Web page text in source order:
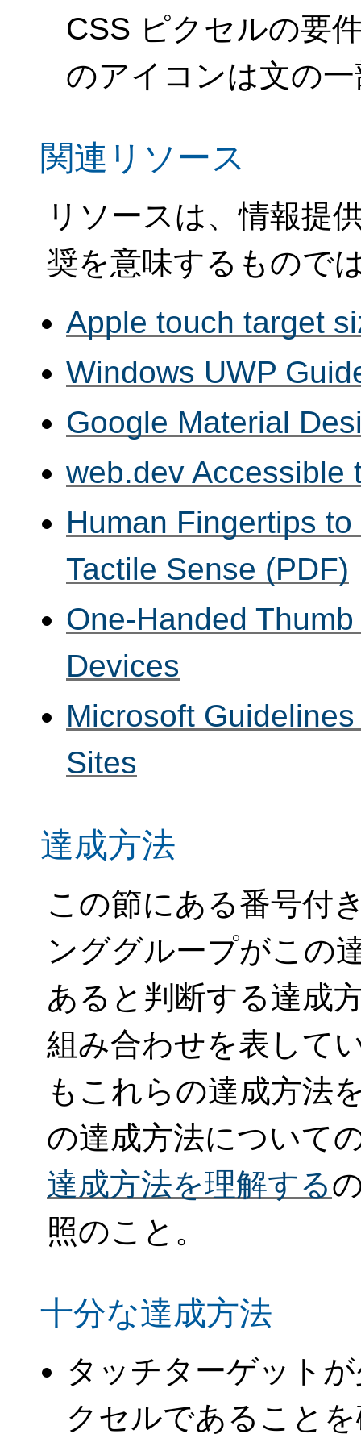
CSS ピクセルの要
のアイコンは文の
関連リソース
リソースは、情報提
奨を意味するもので
Apple touch target
Windows UWP
Google Material
web.dev Accessible
Human Fingertips
Tactile Sense (PDF)
One-Handed
Devices
Microsoft
Sites
達成方法
この節にある番号付
ンググループがこの
あると判断する達成
組み合わせを表して
もこれらの達成方法
の達成方法について
達成方法を理解する
照のこと。
十分な達成方法
タッチターゲット
クセルであること